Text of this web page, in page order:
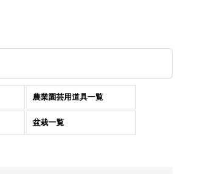
農業園芸用道具一覧
盆栽一覧